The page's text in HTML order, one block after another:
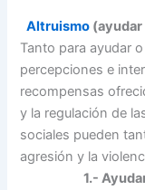
Altruismo
Tanto para ayudar
percepciones e
recompensas
y la regulación de
sociales pueden
agresión y la
1.-